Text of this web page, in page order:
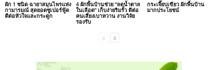
ผัก 1 ชนิด ฉายาสมุนไพรแห่ง
กามารมณ์ สุดยอดซูเปอร์ฟู้ด
ดีต่อหัวใจและกระดูก
4 ผักพื้นบ้านช่วย “ลดน้ำตาล
ในเลือด” เก็บง่ายริมรั้ว ดีต่อ
คนเสี่ยงเบาหวาน งานวิจัย
รองรับ
กระเจี๊ยบเขียว ผักพื้นบ้าน
มากประโยชน์